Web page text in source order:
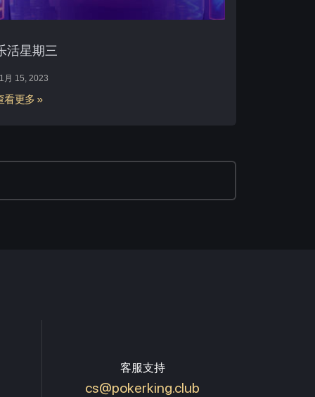
活星期三
月 15, 2023
看更多 »
客服支持
cs@pokerking.club